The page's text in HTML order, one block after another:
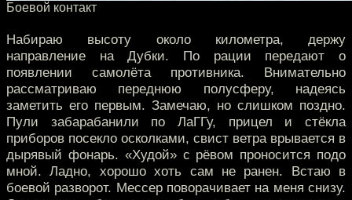
Боевой контакт
Набираю высоту около километра, держу
направление на Дубки. По рации передают о
появлении самолёта противника. Внимательно
рассматриваю переднюю полусферу, надеясь
заметить его первым. Замечаю, но слишком поздно.
Пули забарабанили по ЛаГГу, прицел и стёкла
приборов посекло осколками, свист ветра врывается в
дырявый фонарь. «Худой» с рёвом проносится подо
мной. Ладно, хорошо хоть сам не ранен. Встаю в
боевой разворот. Мессер поворачивает на меня снизу.